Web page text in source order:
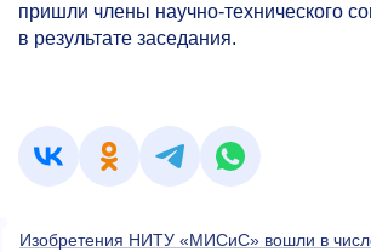
пришли члены научно-технического
в результате заседания.
Изобретения НИТУ «МИСиС» вошли в